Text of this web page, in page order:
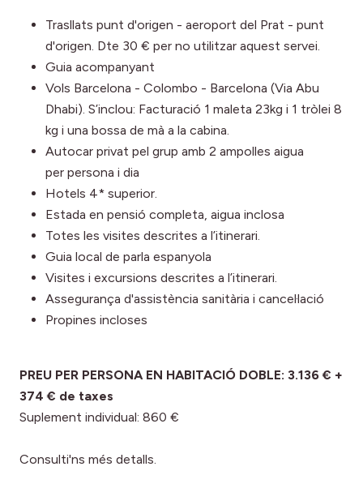
Trasllats punt d'origen - aeroport del Prat - punt
d'origen. Dte 30 € per no utilitzar aquest servei.
Guia acompanyant
Vols Barcelona - Colombo - Barcelona (Via Abu
Dhabi). S’inclou: Facturació 1 maleta 23kg i 1 tròlei 8
kg i una bossa de mà a la cabina.
Autocar privat pel grup amb 2 ampolles aigua
per persona i dia
Hotels 4* superior.
Estada en pensió completa, aigua inclosa
Totes les visites descrites a l’itinerari.
Guia local de parla espanyola
Visites i excursions descrites a l’itinerari.
Assegurança d'assistència sanitària i cancel·lació
Propines incloses
PREU PER PERSONA EN HABITACIÓ DOBLE: 3.136 € +
374 € de taxes
Suplement individual: 860 €
Consulti'ns més detalls.